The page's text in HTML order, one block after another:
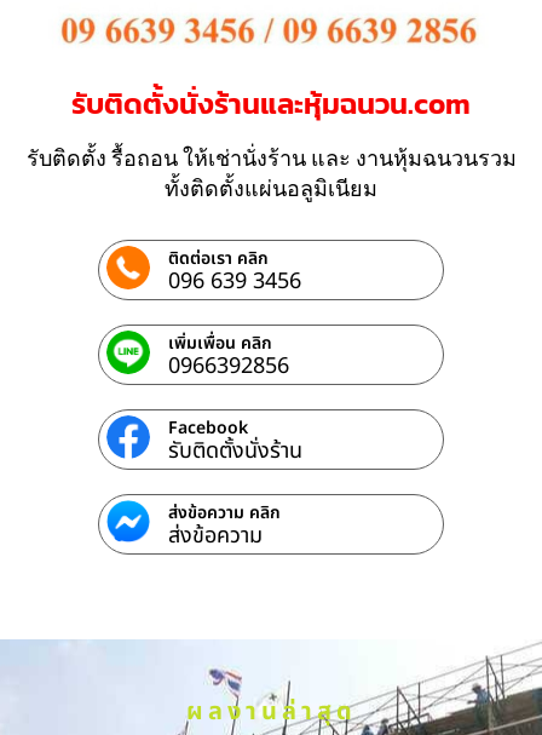
รับติดตั้งนั่งร้านและหุ้มฉนวน.com
รับติดตั้ง รื้อถอน ให้เช่านั่งร้าน และ งานหุ้มฉนวนรวม
ทั้งติดตั้งแผ่นอลูมิเนียม
ติดต่อเรา คลิก
096 639 3456
เพิ่มเพื่อน คลิก
0966392856
Facebook
รับติดตั้งนั่งร้าน
ส่งข้อความ คลิก
ส่งข้อความ
ผลงานล่าสุด